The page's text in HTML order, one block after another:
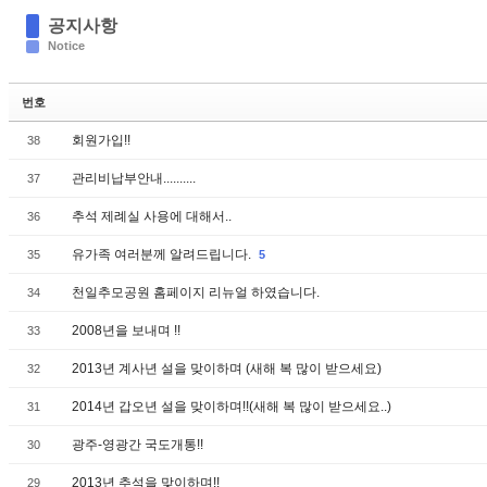
공지사항
Notice
번호
38 회원가입!!
37 관리비납부안내..........
36 추석 제례실 사용에 대해서..
35 유가족 여러분께 알려드립니다. 5
34 천일추모공원 홈페이지 리뉴얼 하였습니다.
33 2008년을 보내며 !!
32 2013년 계사년 설을 맞이하며 (새해 복 많이 받으세요)
31 2014년 갑오년 설을 맞이하며!!(새해 복 많이 받으세요..)
30 광주-영광간 국도개통!!
29 2013년 추석을 맞이하며!!